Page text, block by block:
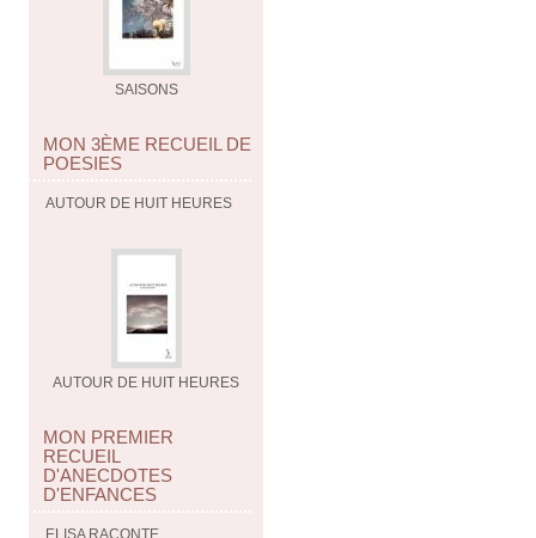
SAISONS
MON 3ÈME RECUEIL DE
POESIES
AUTOUR DE HUIT HEURES
AUTOUR DE HUIT HEURES
MON PREMIER
RECUEIL
D'ANECDOTES
D'ENFANCES
ELISA RACONTE